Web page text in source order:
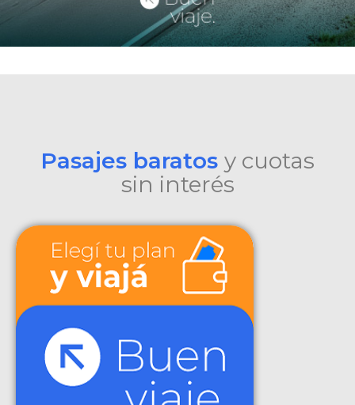
Pasajes baratos y cuotas
sin interés